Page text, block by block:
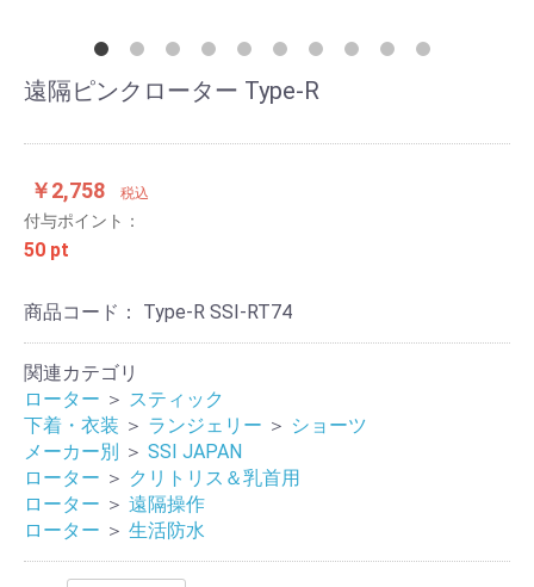
遠隔ピンクローター Type-R
￥2,758 税込
付与ポイント：
50 pt
商品コード： Type-R SSI-RT74
関連カテゴリ
ローター ＞ スティック
下着・衣装 ＞ ランジェリー ＞ ショーツ
メーカー別 ＞ SSI JAPAN
ローター ＞ クリトリス＆乳首用
ローター ＞ 遠隔操作
ローター ＞ 生活防水